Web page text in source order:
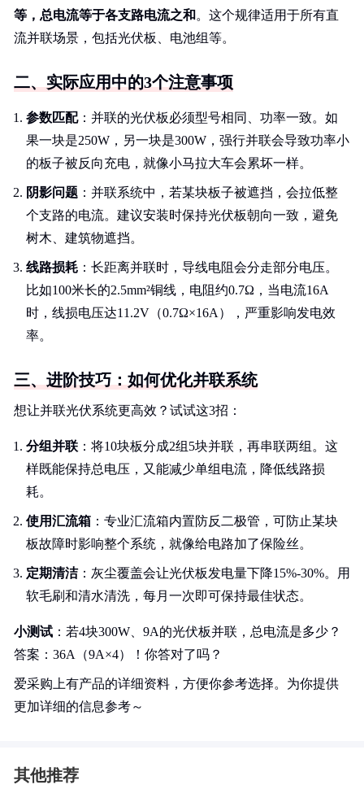
等，总电流等于各支路电流之和 。这个规律适用于所有直
流并联场景，包括光伏板、电池组等。
二、实际应用中的3个注意事项
参数匹配：并联的光伏板必须型号相同、功率一致。如
果一块是250W，另一块是300W，强行并联会导致功率小
的板子被反向充电，就像小马拉大车会累坏一样。
阴影问题 ：并联系统中，若某块板子被遮挡，会拉低整
个支路的电流。建议安装时保持光伏板朝向一致，避免
树木、建筑物遮挡。
线路损耗 ：长距离并联时，导线电阻会分走部分电压。
比如100米长的2.5mm²铜线，电阻约0.7Ω，当电流16A
时，线损电压达11.2V（0.7Ω×16A），严重影响发电效
率。
三、进阶技巧：如何优化并联系统
想让并联光伏系统更高效？试试这3招：
分组并联 ：将10块板分成2组5块并联，再串联两组。这
样既能保持总电压，又能减少单组电流，降低线路损
耗。
使用汇流箱 ：专业汇流箱内置防反二极管，可防止某块
板故障时影响整个系统，就像给电路加了保险丝。
定期清洁：灰尘覆盖会让光伏板发电量下降15%-30%。用
软毛刷和清水清洗，每月一次即可保持最佳状态。
小测试 ：若4块300W、9A的光伏板并联，总电流是多少？
答案：36A（9A×4）！你答对了吗？
爱采购上有产品的详细资料，方便你参考选择。为你提供
更加详细的信息参考～
其他推荐